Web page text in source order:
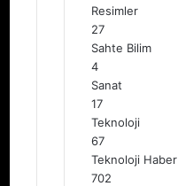
Resimler
27
Sahte Bilim
4
Sanat
17
Teknoloji
67
Teknoloji Haber
702